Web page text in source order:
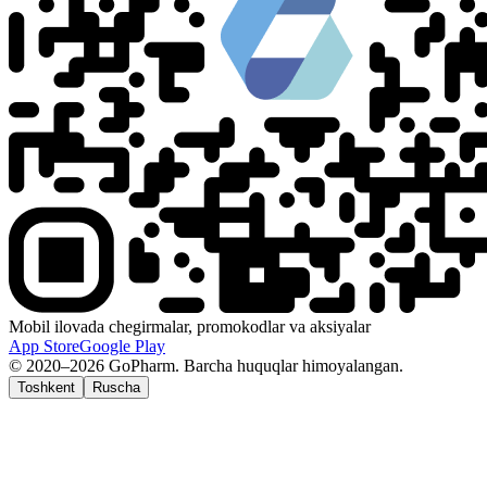
Mobil ilovada chegirmalar, promokodlar va aksiyalar
App StoreGoogle Play
© 2020–2026 GoPharm. Barcha huquqlar himoyalangan.
Toshkent Ruscha